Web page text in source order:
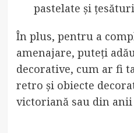
pastelate și
În plus, pentru a
amenajare, puteți
decorative, cum ar fi
retro și obiecte
victoriană sau din anii